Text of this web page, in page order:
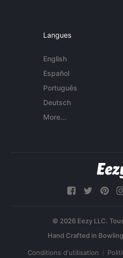
Langues
English
Español
Português
Deutsch
More...
© 2026 Eezy LLC.
Conditions d'utilisation